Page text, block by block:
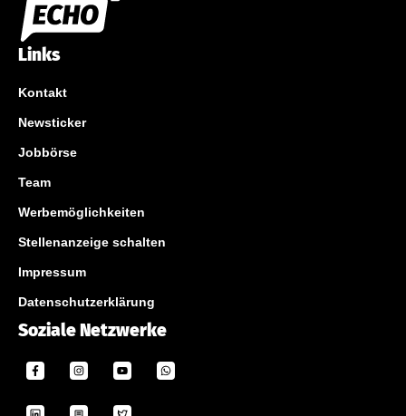
Links
Kontakt
Newsticker
Jobbörse
Team
Werbemöglichkeiten
Stellenanzeige schalten
Impressum
Datenschutzerklärung
Soziale Netzwerke